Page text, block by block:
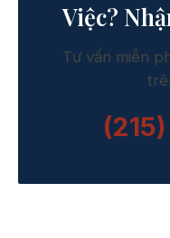
Việc?
Tư vấn miễn